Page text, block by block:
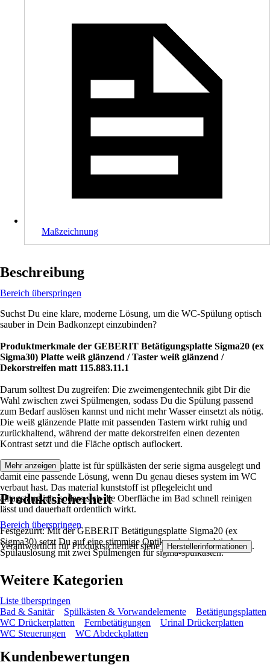
Maßzeichnung
Beschreibung
Bereich überspringen
Suchst Du eine klare, moderne Lösung, um die WC-Spülung optisch
sauber in Dein Badkonzept einzubinden?
Produktmerkmale der GEBERIT Betätigungsplatte Sigma20 (ex
Sigma30) Platte weiß glänzend / Taster weiß glänzend /
Dekorstreifen matt 115.883.11.1
Darum solltest Du zugreifen: Die zweimengentechnik gibt Dir die
Wahl zwischen zwei Spülmengen, sodass Du die Spülung passend
zum Bedarf auslösen kannst und nicht mehr Wasser einsetzt als nötig.
Die weiß glänzende Platte mit passenden Tastern wirkt ruhig und
zurückhaltend, während der matte dekorstreifen einen dezenten
Kontrast setzt und die Fläche optisch auflockert.
Die betätigungsplatte ist für spülkästen der serie sigma ausgelegt und
damit eine passende Lösung, wenn Du genau dieses system im WC
verbaut hast. Das material kunststoff ist pflegeleicht und
alltagstauglich, sodass sich die Oberfläche im Bad schnell reinigen
lässt und dauerhaft ordentlich wirkt.
Festgezurrt: Mit der GEBERIT Betätigungsplatte Sigma20 (ex
Sigma30) setzt Du auf eine stimmige Optik und eine praktische
Spülauslösung mit zwei Spülmengen für sigma-spülkästen.
Mehr anzeigen
Produktsicherheit
Bereich überspringen
Verantwortlich für Produktsicherheit siehe Herstellerinformationen .
Weitere Kategorien
Liste überspringen
Bad & Sanitär
Spülkästen & Vorwandelemente
Betätigungsplatten
WC Drückerplatten
Fernbetätigungen
Urinal Drückerplatten
WC Steuerungen
WC Abdeckplatten
Kundenbewertungen